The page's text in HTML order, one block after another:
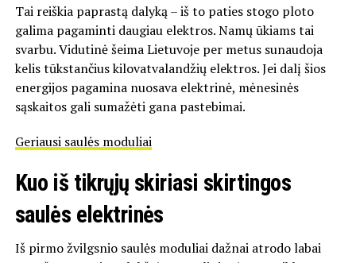
Tai reiškia paprastą dalyką – iš to paties stogo ploto
galima pagaminti daugiau elektros. Namų ūkiams tai
svarbu. Vidutinė šeima Lietuvoje per metus sunaudoja
kelis tūkstančius kilovatvalandžių elektros. Jei dalį šios
energijos pagamina nuosava elektrinė, mėnesinės
sąskaitos gali sumažėti gana pastebimai.
Geriausi saulės moduliai
Kuo iš tikrųjų skiriasi skirtingos
saulės elektrinės
Iš pirmo žvilgsnio saulės moduliai dažnai atrodo labai